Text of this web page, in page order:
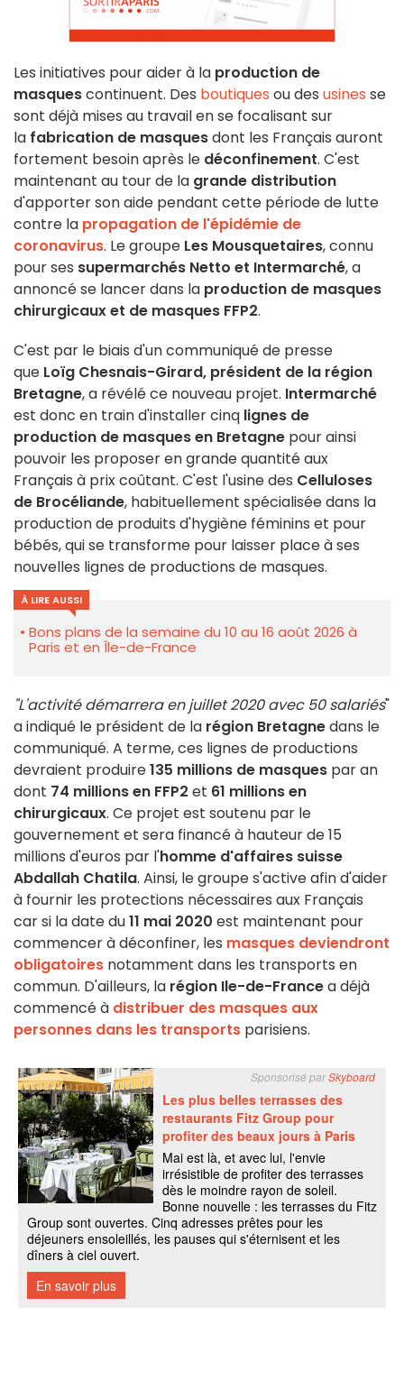
Les initiatives pour aider à la production de
masquescontinuent. Des boutiques ou des usines se
sont déjà mises au travail en se focalisant sur
la fabrication de masquesdont les Français auront
fortement besoin après le déconfinement. C'est
maintenant au tour de la grande distribution
d'apporter son aide pendant cette période de lutte
contre la propagation de l'épidémie de
coronavirus. Le groupe Les Mousquetaires, connu
pour ses supermarchés Netto et Intermarché, a
annoncé se lancer dans la production de masques
chirurgicaux et de masques FFP2.
C'est par le biais d'un communiqué de presse
que Loïg Chesnais-Girard, président de la région
Bretagne, a révélé ce nouveau projet. Intermarché
est donc en train d'installer cinq lignes de
production de masques en Bretagne pour ainsi
pouvoir les proposer en grande quantité aux
Français à prix coûtant. C'est l'usine des Celluloses
de Brocéliande, habituellement spécialisée dans la
production de produits d'hygiène féminins et pour
bébés, qui se transforme pour laisser place à ses
nouvelles lignes de productions de masques.
À LIRE AUSSI
Bons plans de la semaine du 10 au 16 août 2026 à
Paris et en Île-de-France
"L'activité démarrera en juillet 2020 avec 50 salariés"
a indiqué le président de la région Bretagnedans le
communiqué. A terme, ces lignes de productions
devraient produire135 millions de masques par an
dont 74 millions en FFP2 et 61 millions en
chirurgicaux. Ce projet est soutenu par le
gouvernement et sera financé à hauteur de 15
millions d'euros par l'homme d'affaires suisse
Abdallah Chatila. Ainsi, le groupe s'active afin d'aider
à fournir les protections nécessaires aux Français
car si la date du11 mai 2020 est maintenant pour
commencer à déconfiner, les masques deviendront
obligatoires notamment dans les transports en
commun. D'ailleurs, la région Ile-de-Francea déjà
commencé à distribuer des masques aux
personnes dans les transports parisiens.